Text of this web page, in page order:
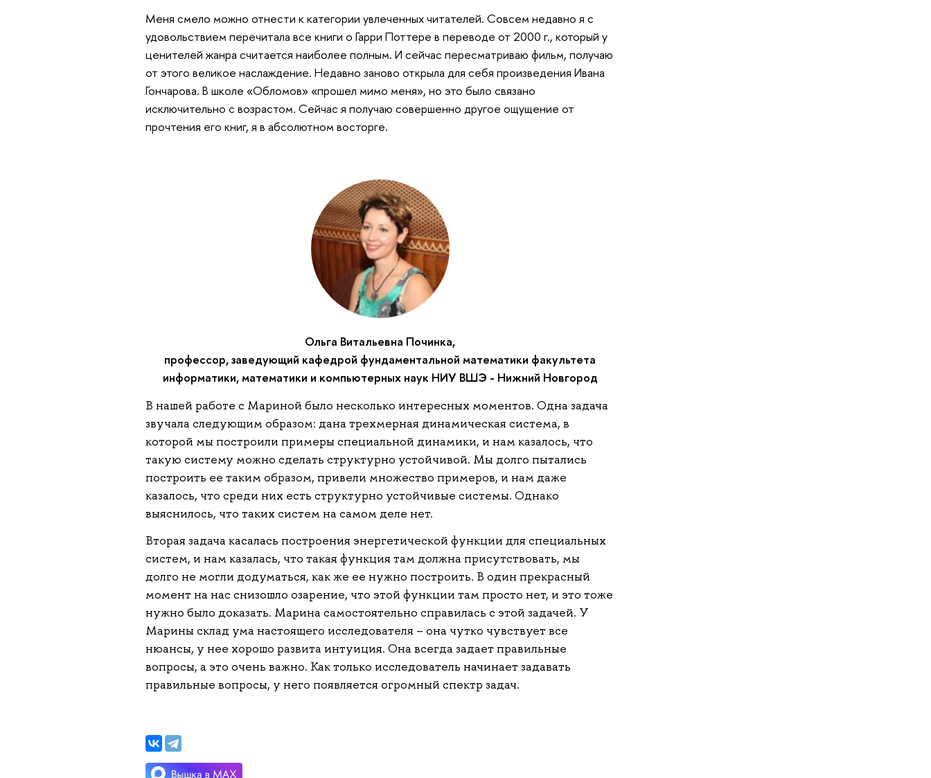
Меня смело можно отнести к категории увлеченных читателей. Совсем недавно я с
удовольствием перечитала все книги о Гарри Поттере в переводе от 2000 г., который у
ценителей жанра считается наиболее полным. И сейчас пересматриваю фильм, получаю
от этого великое наслаждение. Недавно заново открыла для себя произведения Ивана
Гончарова. В школе «Обломов» «прошел мимо меня», но это было связано
исключительно с возрастом. Сейчас я получаю совершенно другое ощущение от
прочтения его книг, я в абсолютном восторге.
Ольга Витальевна Починка,
профессор, заведующий кафедрой фундаментальной математики факультета
информатики, математики и компьютерных наук НИУ ВШЭ - Нижний Новгород
В нашей работе с Мариной было несколько интересных моментов. Одна задача
звучала следующим образом: дана трехмерная динамическая система, в
которой мы построили примеры специальной динамики, и нам казалось, что
такую систему можно сделать структурно устойчивой. Мы долго пытались
построить ее таким образом, привели множество примеров, и нам даже
казалось, что среди них есть структурно устойчивые системы. Однако
выяснилось, что таких систем на самом деле нет.
Вторая задача касалась построения энергетической функции для специальных
систем, и нам казалась, что такая функция там должна присутствовать, мы
долго не могли додуматься, как же ее нужно построить. В один прекрасный
момент на нас снизошло озарение, что этой функции там просто нет, и это тоже
нужно было доказать. Марина самостоятельно справилась с этой задачей. У
Марины склад ума настоящего исследователя – она чутко чувствует все
нюансы, у нее хорошо развита интуиция. Она всегда задает правильные
вопросы, а это очень важно. Как только исследователь начинает задавать
правильные вопросы, у него появляется огромный спектр задач.